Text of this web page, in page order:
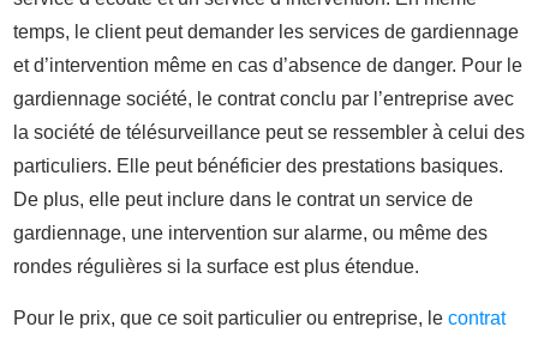
temps, le client peut demander les services de gardiennage
et d’intervention même en cas d’absence de danger. Pour le
gardiennage société, le contrat conclu par l’entreprise avec
la société de télésurveillance peut se ressembler à celui des
particuliers. Elle peut bénéficier des prestations basiques.
De plus, elle peut inclure dans le contrat un service de
gardiennage, une intervention sur alarme, ou même des
rondes régulières si la surface est plus étendue.
Pour le prix, que ce soit particulier ou entreprise, le contrat